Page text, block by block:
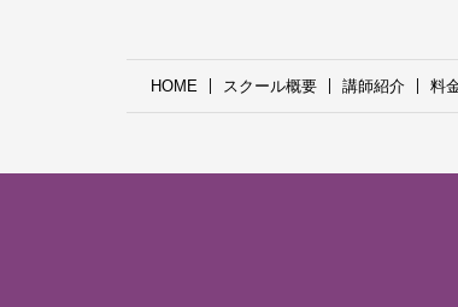
HOME スクール概要 講師紹介 料